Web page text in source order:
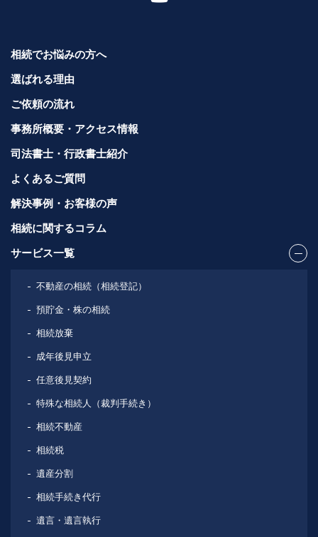
相続でお悩みの方へ
選ばれる理由
ご依頼の流れ
事務所概要・アクセス情報
司法書士・行政書士紹介
よくあるご質問
解決事例・お客様の声
相続に関するコラム
サービス一覧
不動産の相続（相続登記）
預貯金・株の相続
相続放棄
成年後見申立
任意後見契約
特殊な相続人（裁判手続き）
相続不動産
相続税
遺産分割
相続手続き代行
遺言・遺言執行